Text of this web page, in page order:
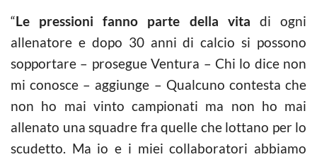
“Le pressioni fanno parte della vita di ogni
allenatore e dopo 30 anni di calcio si possono
sopportare – prosegue Ventura – Chi lo dice non
mi conosce – aggiunge – Qualcuno contesta che
non ho mai vinto campionati ma non ho mai
allenato una squadre fra quelle che lottano per lo
scudetto. Ma io e i miei collaboratori abbiamo